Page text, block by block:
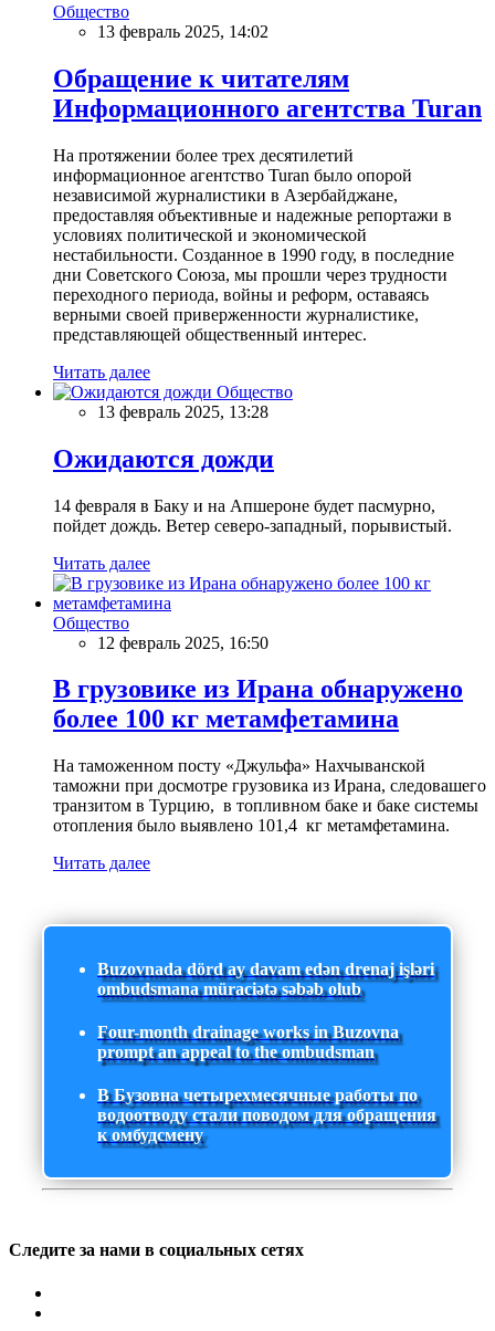
Общество
13 февраль 2025, 14:02
Обращение к читателям
Информационного агентства Turan
На протяжении более трех десятилетий
информационное агентство Turan было опорой
независимой журналистики в Азербайджане,
предоставляя объективные и надежные репортажи в
условиях политической и экономической
нестабильности. Созданное в 1990 году, в последние
дни Советского Союза, мы прошли через трудности
переходного периода, войны и реформ, оставаясь
верными своей приверженности журналистике,
представляющей общественный интерес.
Читать далее
Общество
13 февраль 2025, 13:28
Ожидаются дожди
14 февраля в Баку и на Апшероне будет пасмурно,
пойдет дождь. Ветер северо-западный, порывистый.
Читать далее
Общество
12 февраль 2025, 16:50
В грузовике из Ирана обнаружено
более 100 кг метамфетамина
На таможенном посту «Джульфа» Нахчыванской
таможни при досмотре грузовика из Ирана, следовашего
транзитом в Турцию, в топливном баке и баке системы
отопления было выявлено 101,4 кг метамфетамина.
Читать далее
Buzovnada dörd ay davam edən drenaj işləri
ombudsmana müraciətə səbəb olub
Four-month drainage works in Buzovna
prompt an appeal to the ombudsman
В Бузовна четырехмесячные работы по
водоотводу стали поводом для обращения
к омбудсмену
Следите за нами в социальных сетях